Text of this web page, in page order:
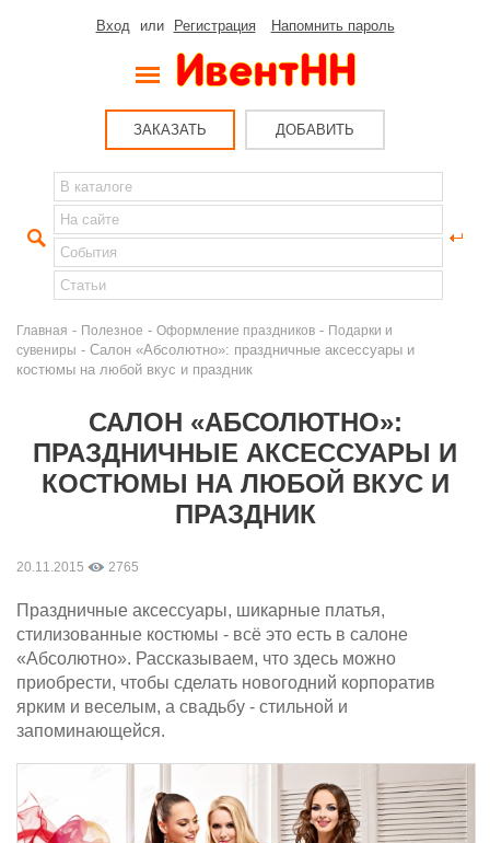
Вход или Регистрация Напомнить пароль
ЗАКАЗАТЬ ДОБАВИТЬ
Главная - Полезное - Оформление праздников - Подарки и
сувениры - Салон «Абсолютно»: праздничные аксессуары и
костюмы на любой вкус и праздник
САЛОН «АБСОЛЮТНО»:
ПРАЗДНИЧНЫЕ АКСЕССУАРЫ И
КОСТЮМЫ НА ЛЮБОЙ ВКУС И
ПРАЗДНИК
20.11.2015 2765
Праздничные аксессуары, шикарные платья,
стилизованные костюмы - всё это есть в салоне
«Абсолютно». Рассказываем, что здесь можно
приобрести, чтобы сделать новогодний корпоратив
ярким и веселым, а свадьбу - стильной и
запоминающейся.